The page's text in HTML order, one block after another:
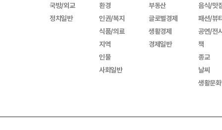
국방/외교
정치일반
환경
인권/복지
식품/의료
지역
인물
사회일반
부동산
글로벌경제
생활경제
경제일반
음식/맛
패션/뷰
공연/전
책
종교
날씨
생활문